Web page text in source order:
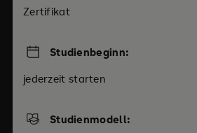
Zertifikat
Studienbeginn:
jederzeit starten
Studienmodell: